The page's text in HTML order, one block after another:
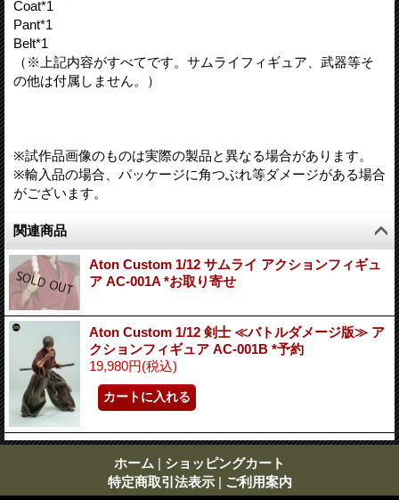
Coat*1
Pant*1
Belt*1
（※上記内容がすべてです。サムライフィギュア、武器等そ
の他は付属しません。）
※試作品画像のものは実際の製品と異なる場合があります。
※輸入品の場合、パッケージに角つぶれ等ダメージがある場合
がございます。
関連商品
Aton Custom 1/12 サムライ アクションフィギュ
ア AC-001A *お取り寄せ
Aton Custom 1/12 剣士 ≪バトルダメージ版≫ ア
クションフィギュア AC-001B *予約
19,980円(税込)
ホーム | ショッピングカート
特定商取引法表示 | ご利用案内